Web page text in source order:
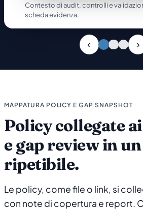
Contesto di audit, controlli e
scheda evidenza.
MAPPATURA POLICY E GAP SNAPSHOT
Policy collegate
e gap review in
ripetibile.
Le policy, come file o link, si
con note di copertura e report.